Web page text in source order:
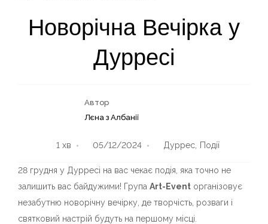
Новорічна Вечірка у
Дурресі
Автор
Лєна з Албанії
1 хв 05/12/2024 Дуррес, Події
28 грудня у Дурресі на вас чекає подія, яка точно не
залишить вас байдужими! Група Art-Event організовує
незабутню новорічну вечірку, де творчість, розваги і
святковий настрій будуть на першому місці.